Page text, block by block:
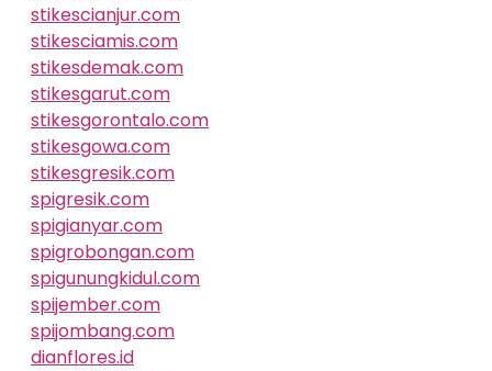
stikescianjur.com
stikesciamis.com
stikesdemak.com
stikesgarut.com
stikesgorontalo.com
stikesgowa.com
stikesgresik.com
spigresik.com
spigianyar.com
spigrobongan.com
spigunungkidul.com
spijember.com
spijombang.com
dianflores.id